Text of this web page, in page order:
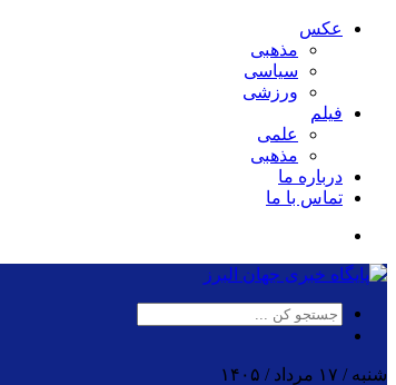
عکس
مذهبی
سیاسی
ورزشی
فیلم
علمی
مذهبی
درباره ما
تماس با ما
شنبه / ۱۷ مرداد / ۱۴۰۵